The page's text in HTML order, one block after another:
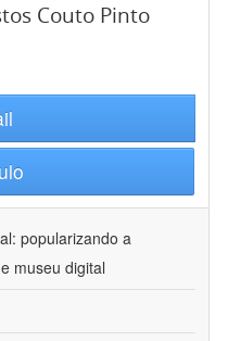
Couto Pinto
popularizando a
museu digital